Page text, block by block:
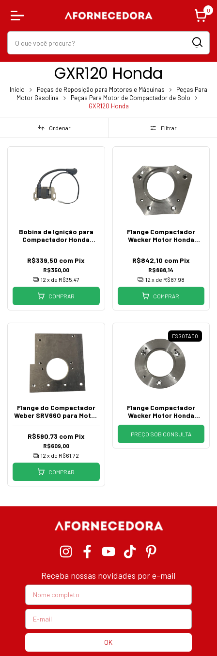
0
GXR120 Honda
Início Peças de Reposição para Motores e Máquinas
Peças Para
Motor Gasolina
Peças Para Motor de Compactador de Solo
GXR120 Honda
Ordenar Filtrar
Bobina de Ignição para
Compactador Honda
R$350,00
R$339,50 com Pix
12 x de R$35,47
COMPRAR
Flange Compactador
Wacker Motor Honda
R$868,14
R$842,10 com Pix
12 x de R$87,98
COMPRAR
Flange do Compactador
Weber SRV660 para Motor
R$609,00
R$590,73 com Pix
12 x de R$61,72
COMPRAR
ESGOTADO
Flange Compactador
Wacker Motor Honda
GXR120 e GX100 3 Guias
PREÇO SOB CONSULTA
Receba nossas novidades por e-mail